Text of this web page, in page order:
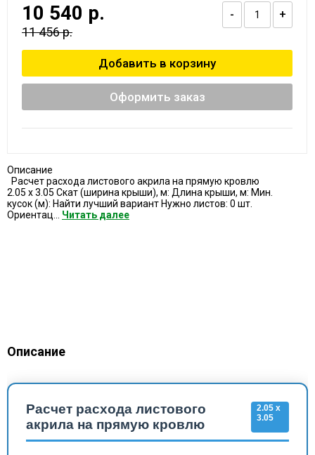
- +
10 540 р.
11 456 р.
Оформить заказ
Описание
Расчет расхода листового акрила на прямую кровлю
2.05 x 3.05 Скат (ширина крыши), м: Длина крыши, м: Мин.
кусок (м): Найти лучший вариант Нужно листов: 0 шт.
Ориентац... Читать далее
Описание
Расчет расхода листового
акрила на прямую кровлю
2.05 x
3.05